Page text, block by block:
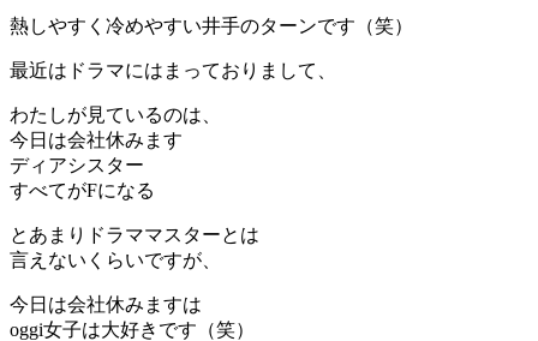
熱しやすく冷めやすい井手のターンです（笑）
最近はドラマにはまっておりまして、
わたしが見ているのは、
今日は会社休みます
ディアシスター
すべてがFになる
とあまりドラママスターとは
言えないくらいですが、
今日は会社休みますは
oggi女子は大好きです（笑）